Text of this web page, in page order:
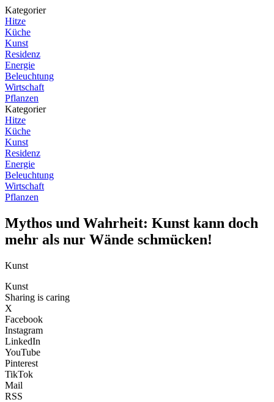
Kategorier
Hitze
Küche
Kunst
Residenz
Energie
Beleuchtung
Wirtschaft
Pflanzen
Kategorier
Hitze
Küche
Kunst
Residenz
Energie
Beleuchtung
Wirtschaft
Pflanzen
Mythos und Wahrheit: Kunst kann doch
mehr als nur Wände schmücken!
Kunst
Kunst
Sharing is caring
X
Facebook
Instagram
LinkedIn
YouTube
Pinterest
TikTok
Mail
RSS